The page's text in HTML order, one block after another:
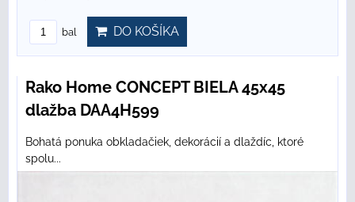
bal DO KOŠÍKA
Rako Home CONCEPT BIELA 45x45
dlažba DAA4H599
Bohatá ponuka obkladačiek, dekorácií a dlaždíc, ktoré
spolu...